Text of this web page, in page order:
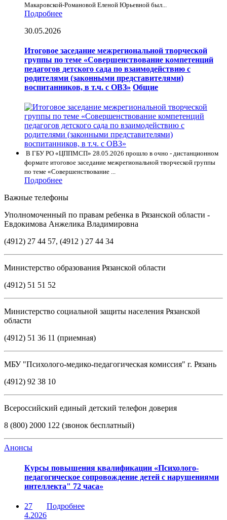
Макаровской-Романовой Еленой Юрьевной был...
Подробнее
30.05.2026
Итоговое заседание межрегиональной творческой
группы по теме «Совершенствование компетенций
педагогов детского сада по взаимодействию с
родителями (законными представителями)
воспитанников, в т.ч. с ОВЗ» Общие
В ГБУ РО «ЦППМСП» 28.05.2026 прошло в очно - дистанционном
формате итоговое заседание межрегиональной творческой группы
по теме «Совершенствование ...
Подробнее
Важные телефоны
Уполномоченный по правам ребенка в Рязанской области -
Евдокимова Анжелика Владимировна
(4912) 27 44 57, (4912 ) 27 44 34
Министерство образования Рязанской области
(4912) 51 51 52
Министерство социальной защиты населения Рязанской
области
(4912) 51 36 11 (приемная)
МБУ "Психолого-медико-педагогическая комиссия" г. Рязань
(4912) 92 38 10
Всероссийский единый детский телефон доверия
8 (800) 2000 122 (звонок бесплатный)
Анонсы
Курсы повышения квалификации «Психолого-
педагогическое сопровождение детей с нарушениями
интеллекта" 72 часа»
27
4.2026
Подробнее